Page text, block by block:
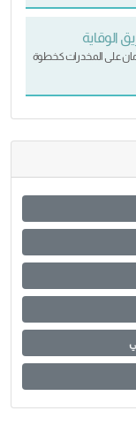
الوقاية
على المخدرات كخطوة